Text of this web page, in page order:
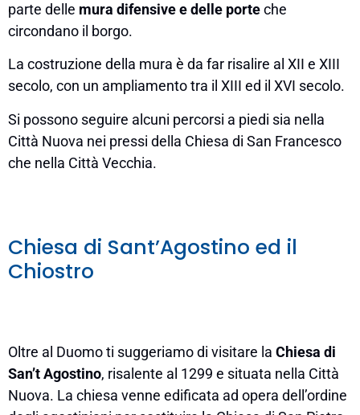
parte delle mura difensivee delle porteche
circondano il borgo.
La costruzione della mura è da far risalire al XII e XIII
secolo, con un ampliamento tra il XIII ed il XVI secolo.
Si possono seguire alcuni percorsi a piedi sia nella
Città Nuova nei pressi della Chiesa di San Francesco
che nella Città Vecchia.
Chiesa di Sant’Agostino ed il
Chiostro
Oltre al Duomo ti suggeriamo di visitare la Chiesa di
San’t Agostino, risalente al 1299 e situata nella Città
Nuova. La chiesa venne edificata ad opera dell’ordine